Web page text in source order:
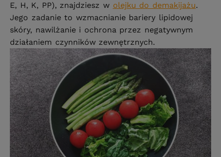
E, H, K, PP), znajdziesz w olejku do demakijażu.
Jego zadanie to wzmacnianie bariery lipidowej
skóry, nawilżanie i ochrona przez negatywnym
działaniem czynników zewnętrznych.